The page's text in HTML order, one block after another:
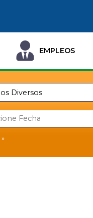
EMPLEOS